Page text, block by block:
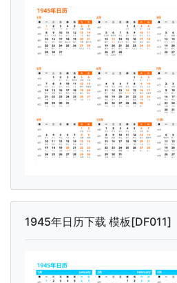
1945年日历下载 模板[DF011]